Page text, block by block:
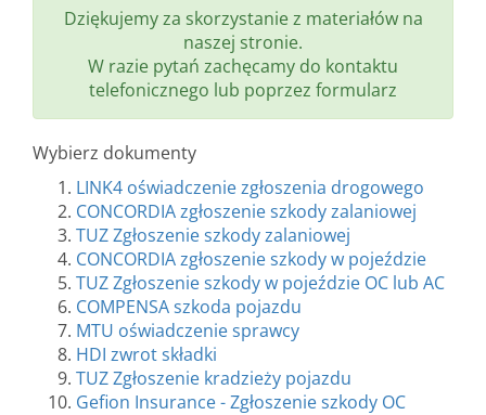
Dziękujemy za skorzystanie z materiałów na
naszej stronie.
W razie pytań zachęcamy do kontaktu
telefonicznego lub poprzez formularz
Wybierz dokumenty
LINK4 oświadczenie zgłoszenia drogowego
CONCORDIA zgłoszenie szkody zalaniowej
TUZ Zgłoszenie szkody zalaniowej
CONCORDIA zgłoszenie szkody w pojeździe
TUZ Zgłoszenie szkody w pojeździe OC lub AC
COMPENSA szkoda pojazdu
MTU oświadczenie sprawcy
HDI zwrot składki
TUZ Zgłoszenie kradzieży pojazdu
Gefion Insurance - Zgłoszenie szkody OC